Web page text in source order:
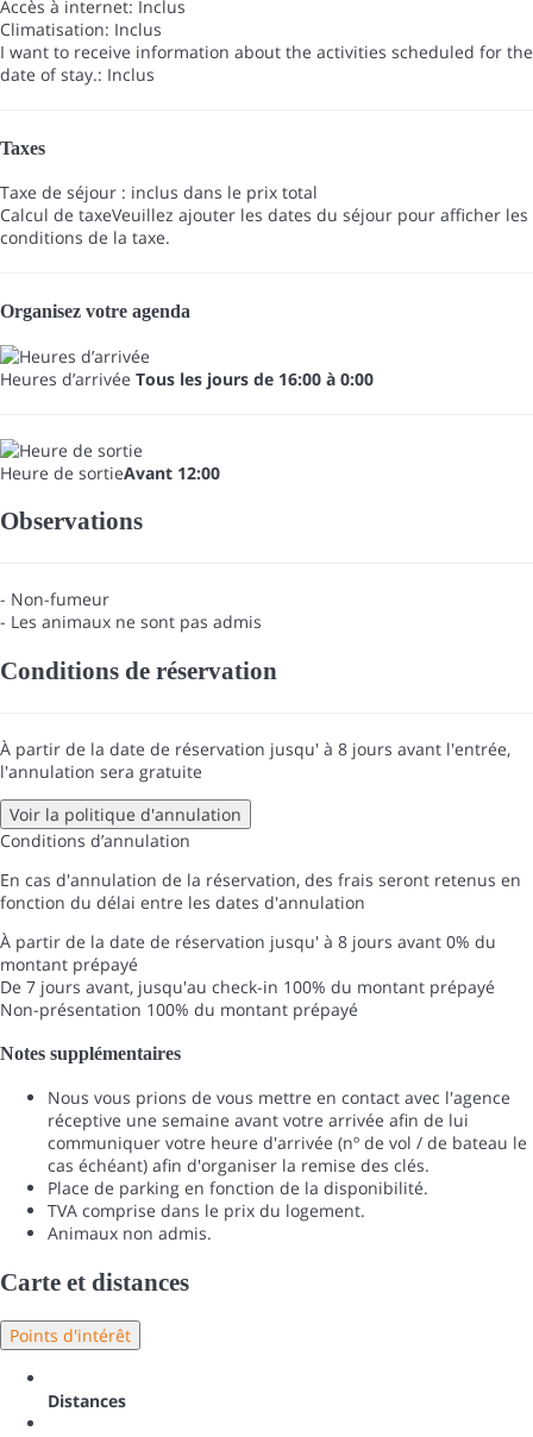
Accès à internet: Inclus
Climatisation: Inclus
I want to receive information about the activities scheduled for the
date of stay.: Inclus
Taxes
Taxe de séjour : inclus dans le prix total
Calcul de taxeVeuillez ajouter les dates du séjour pour afficher les
conditions de la taxe.
Organisez votre agenda
Heures d’arrivée Tous les jours de 16:00 à 0:00
Heure de sortieAvant 12:00
Observations
- Non-fumeur
- Les animaux ne sont pas admis
Conditions de réservation
À partir de la date de réservation jusqu' à 8 jours avant l'entrée,
l'annulation sera gratuite
Voir la politique d'annulation
Conditions d’annulation
En cas d'annulation de la réservation, des frais seront retenus en
fonction du délai entre les dates d'annulation
À partir de la date de réservation jusqu' à 8 jours avant 0% du
montant prépayé
De 7 jours avant, jusqu'au check-in 100% du montant prépayé
Non-présentation 100% du montant prépayé
Notes supplémentaires
Nous vous prions de vous mettre en contact avec l'agence
réceptive une semaine avant votre arrivée afin de lui
communiquer votre heure d'arrivée (nº de vol / de bateau le
cas échéant) afin d'organiser la remise des clés.
Place de parking en fonction de la disponibilité.
TVA comprise dans le prix du logement.
Animaux non admis.
Carte et distances
Points d'intérêt
Distances